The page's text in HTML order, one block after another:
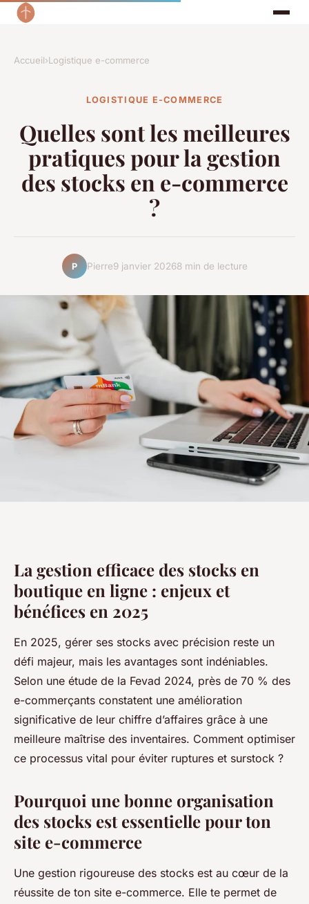
Accueil›Logistique e-commerce
LOGISTIQUE E-COMMERCE
Quelles sont les meilleures
pratiques pour la gestion
des stocks en e-commerce
?
P Pierre9 janvier 20268 min de lecture
La gestion efficace des stocks en
boutique en ligne : enjeux et
bénéfices en 2025
En 2025, gérer ses stocks avec précision reste un
défi majeur, mais les avantages sont indéniables.
Selon une étude de la Fevad 2024, près de 70 % des
e-commerçants constatent une amélioration
significative de leur chiffre d’affaires grâce à une
meilleure maîtrise des inventaires. Comment optimiser
ce processus vital pour éviter ruptures et surstock ?
Pourquoi une bonne organisation
des stocks est essentielle pour ton
site e-commerce
Une gestion rigoureuse des stocks est au cœur de la
réussite de ton site e-commerce. Elle te permet de